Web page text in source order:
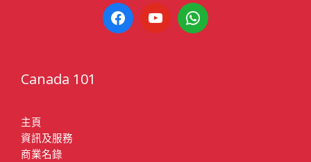
Canada 101
主頁
資訊及服務
商業名錄